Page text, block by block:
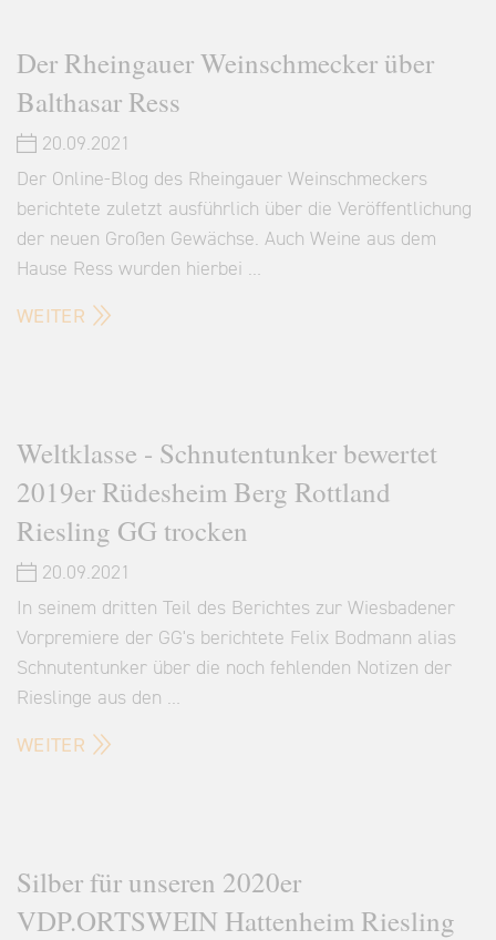
Der Rheingauer Weinschmecker über
Balthasar Ress
20.09.2021
Der Online-Blog des Rheingauer Weinschmeckers
berichtete zuletzt ausführlich über die Veröffentlichung
der neuen Großen Gewächse. Auch Weine aus dem
Hause Ress wurden hierbei …
WEITER
Weltklasse - Schnutentunker bewertet
2019er Rüdesheim Berg Rottland
Riesling GG trocken
20.09.2021
In seinem dritten Teil des Berichtes zur Wiesbadener
Vorpremiere der GG's berichtete Felix Bodmann alias
Schnutentunker über die noch fehlenden Notizen der
Rieslinge aus den …
WEITER
Silber für unseren 2020er
VDP.ORTSWEIN Hattenheim Riesling